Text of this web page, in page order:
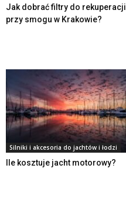
Jak dobrać filtry do rekuperacji
przy smogu w Krakowie?
Silniki i akcesoria do jachtów i łodzi
Ile kosztuje jacht motorowy?